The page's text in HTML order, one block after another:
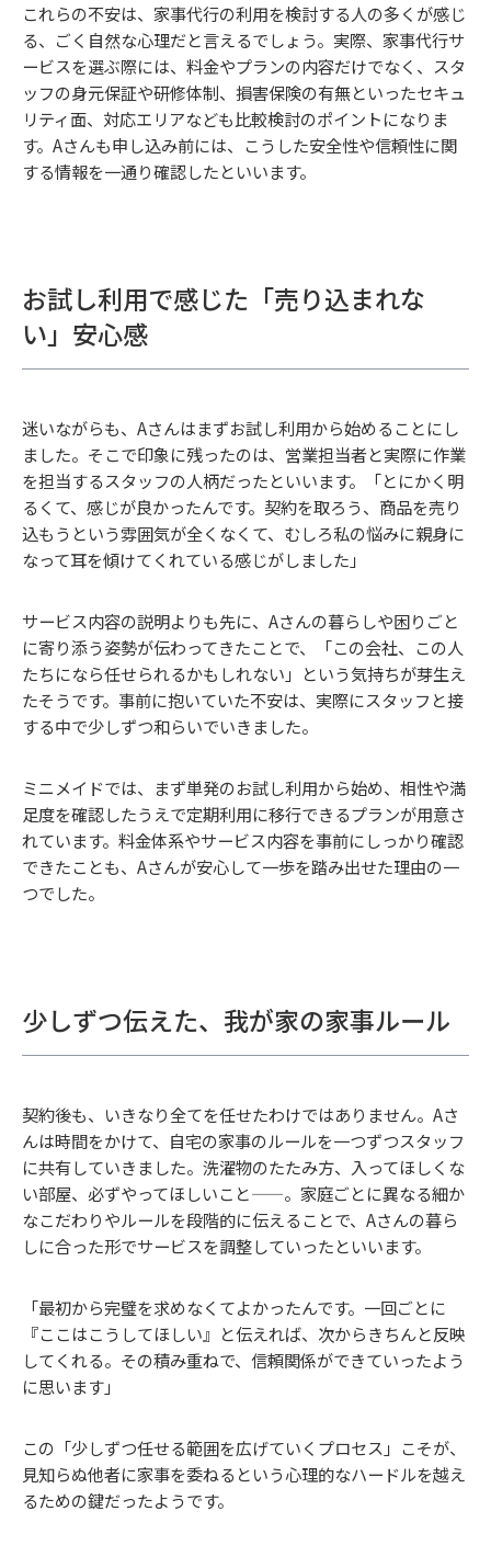
これらの不安は、家事代行の利用を検討する人の多くが感じ
る、ごく自然な心理だと言えるでしょう。実際、家事代行サ
ービスを選ぶ際には、料金やプランの内容だけでなく、スタ
ッフの身元保証や研修体制、損害保険の有無といったセキュ
リティ面、対応エリアなども比較検討のポイントになりま
す。Aさんも申し込み前には、こうした安全性や信頼性に関
する情報を一通り確認したといいます。
お試し利用で感じた「売り込まれな
い」安心感
迷いながらも、Aさんはまずお試し利用から始めることにし
ました。そこで印象に残ったのは、営業担当者と実際に作業
を担当するスタッフの人柄だったといいます。「とにかく明
るくて、感じが良かったんです。契約を取ろう、商品を売り
込もうという雰囲気が全くなくて、むしろ私の悩みに親身に
なって耳を傾けてくれている感じがしました」
サービス内容の説明よりも先に、Aさんの暮らしや困りごと
に寄り添う姿勢が伝わってきたことで、「この会社、この人
たちになら任せられるかもしれない」という気持ちが芽生え
たそうです。事前に抱いていた不安は、実際にスタッフと接
する中で少しずつ和らいでいきました。
ミニメイドでは、まず単発のお試し利用から始め、相性や満
足度を確認したうえで定期利用に移行できるプランが用意さ
れています。料金体系やサービス内容を事前にしっかり確認
できたことも、Aさんが安心して一歩を踏み出せた理由の一
つでした。
少しずつ伝えた、我が家の家事ルール
契約後も、いきなり全てを任せたわけではありません。Aさ
んは時間をかけて、自宅の家事のルールを一つずつスタッフ
に共有していきました。洗濯物のたたみ方、入ってほしくな
い部屋、必ずやってほしいこと——。家庭ごとに異なる細か
なこだわりやルールを段階的に伝えることで、Aさんの暮ら
しに合った形でサービスを調整していったといいます。
「最初から完璧を求めなくてよかったんです。一回ごとに
『ここはこうしてほしい』と伝えれば、次からきちんと反映
してくれる。その積み重ねで、信頼関係ができていったよう
に思います」
この「少しずつ任せる範囲を広げていくプロセス」こそが、
見知らぬ他者に家事を委ねるという心理的なハードルを越え
るための鍵だったようです。